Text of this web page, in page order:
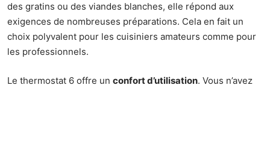
des gratins ou des viandes blanches, elle répond aux
exigences de nombreuses préparations. Cela en fait un
choix polyvalent pour les cuisiniers amateurs comme pour
les professionnels.
Le thermostat 6 offre un confort d’utilisation. Vous n’avez